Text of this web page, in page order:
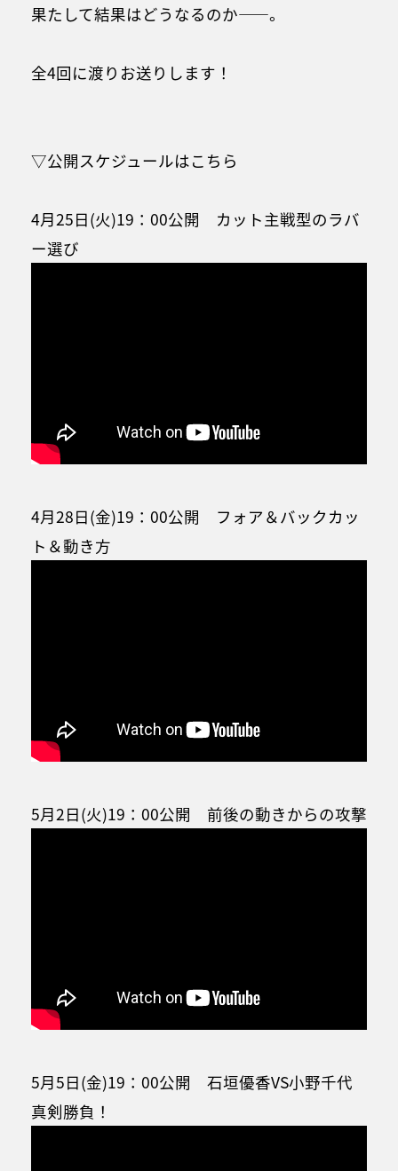
果たして結果はどうなるのか——。
全4回に渡りお送りします！
▽公開スケジュールはこちら
4月25日(火)19：00公開 カット主戦型のラバ
ー選び
4月28日(金)19：00公開 フォア＆バックカッ
ト＆動き方
5月2日(火)19：00公開 前後の動きからの攻撃
5月5日(金)19：00公開 石垣優香VS小野千代
真剣勝負！